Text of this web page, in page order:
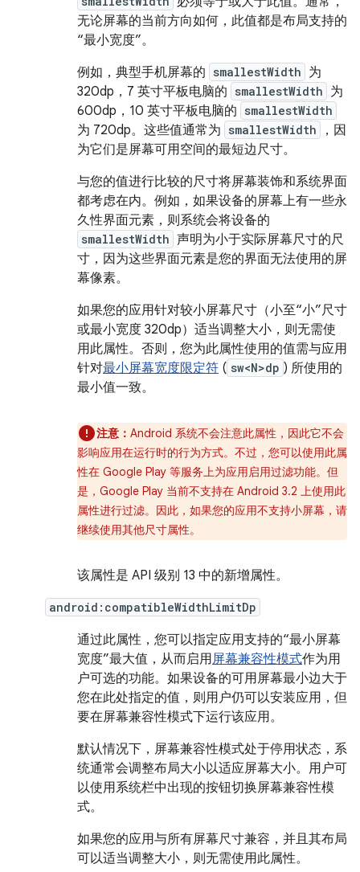
无论屏幕的当前方向如何，此值都是布局支持的
“最小宽度”。
例如，典型手机屏幕的 smallestWidth 为
320dp，7 英寸平板电脑的 smallestWidth 为
600dp，10 英寸平板电脑的 smallestWidth
为 720dp。这些值通常为 smallestWidth
，因
为它们是屏幕可用空间的最短边尺寸。
与您的值进行比较的尺寸将屏幕装饰和系统界面
都考虑在内。例如，如果设备的屏幕上有一些永
久性界面元素，则系统会将设备的
smallestWidth 声明为小于实际屏幕尺寸的尺
寸，因为这些界面元素是您的界面无法使用的屏
幕像素。
如果您的应用针对较小屏幕尺寸（小至“小”尺寸
或最小宽度 320dp）适当调整大小，则无需使
用此属性。否则，您为此属性使用的值需与应用
针对最小屏幕宽度限定符 ( sw<N>dp ) 所使用的
最小值一致。
注意： Android 系统不会注意此属性，因此它不会
影响应用在运行时的行为方式。不过，您可以使用此属
性在 Google Play 等服务上为应用启用过滤功能。但
是，Google Play 当前不支持在 Android 3.2 上使用此
属性进行过滤。因此，如果您的应用不支持小屏幕，请
继续使用其他尺寸属性。
该属性是 API 级别 13 中的新增属性。
android:compatibleWidthLimitDp
通过此属性，您可以指定应用支持的“最小屏幕
宽度”最大值，从而启用屏幕兼容性模式作为用
户可选的功能。如果设备的可用屏幕最小边大于
您在此处指定的值，则用户仍可以安装应用，但
要在屏幕兼容性模式下运行该应用。
默认情况下，屏幕兼容性模式处于停用状态，系
统通常会调整布局大小以适应屏幕大小。用户可
以使用系统栏中出现的按钮切换屏幕兼容性模
式。
如果您的应用与所有屏幕尺寸兼容，并且其布局
可以适当调整大小，则无需使用此属性。